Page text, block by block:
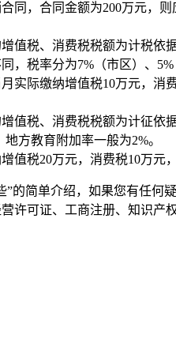
同，合同金额为200万元，则
值税、消费税税额为计税依
，税率分为7%（市区）、
实际缴纳增值税10万元，消
值税、消费税税额为计征依
方教育附加率一般为2%。
值税20万元，消费税10万元
的简单介绍，如果您有任何
许可证、工商注册、知识产